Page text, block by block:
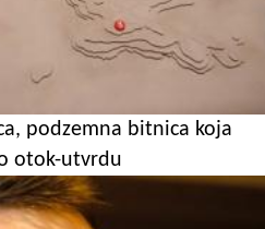
podzemna bitnica koja
otok-utvrdu